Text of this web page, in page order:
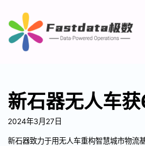
新石器无人车
2024年3月27日
新石器致力于用无人车重构智慧城市物流